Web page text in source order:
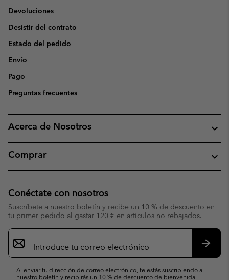
Devoluciones
Desistir del contrato
Estado del pedido
Envío
Pago
Preguntas frecuentes
Acerca de Nosotros
Comprar
Conéctate con nosotros
Suscríbete a nuestro boletín y recibe un 10 % de descuento en
tu primer pedido al gastar 120 € en artículos no rebajados.
Suscripción
de
correo
Al enviar tu dirección de correo electrónico, te estás suscribiendo a
nuestro boletín y recibirás un 10 % de descuento de bienvenida.